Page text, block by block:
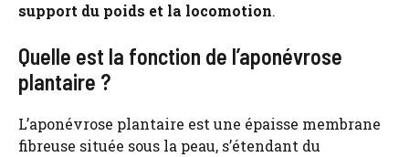
support du poids et la locomotion.
Quelle est la fonction de l’aponévrose
plantaire ?
L’aponévrose plantaire est une épaisse membrane
fibreuse située sous la peau, s’étendant du